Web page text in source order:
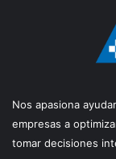
Nos apasiona
empresas a
tomar decisiones